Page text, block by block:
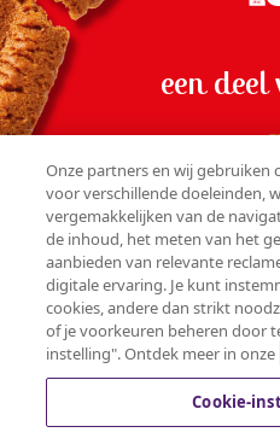
een
WORD LID VAN
Onze partners en wij gebruiken
voor verschillende doeleinden,
vergemakkelijken van de
de inhoud, het meten van het
aanbieden van relevante
digitale ervaring. Je kunt
cookies, andere dan strikt
of je voorkeuren beheren door
instelling". Ontdek meer in onze
Cookie-